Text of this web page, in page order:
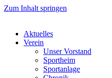
Zum Inhalt springen
Aktuelles
Verein
Unser Vorstand
Sportheim
Sportanlage